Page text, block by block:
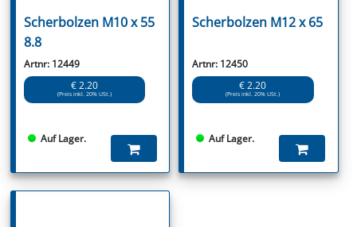
Scherbolzen M10 x 55
8.8
Artnr: 12449
€ 2.20
(Preis inkl. 20% USt.)
Auf Lager.
Scherbolzen M12 x 65
Artnr: 12450
€ 2.20
(Preis inkl. 20% USt.)
Auf Lager.